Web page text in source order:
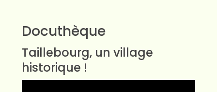
Docuthèque
Taillebourg, un village
historique !